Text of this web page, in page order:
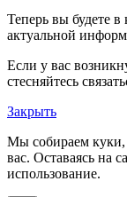
Теперь вы будете
актуальной
Если у вас
стесняйтесь
Закрыть
Мы собираем куки,
вас. Оставаясь на
использование.